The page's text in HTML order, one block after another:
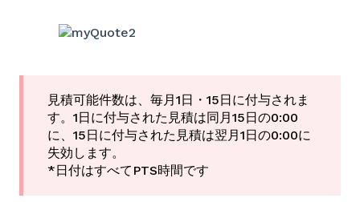
見積可能件数は、毎月1日・15日に付与されま
す。1日に付与された見積は同月15日の0:00
に、15日に付与された見積は翌月1日の0:00に
失効します。
*日付はすべてPTS時間です